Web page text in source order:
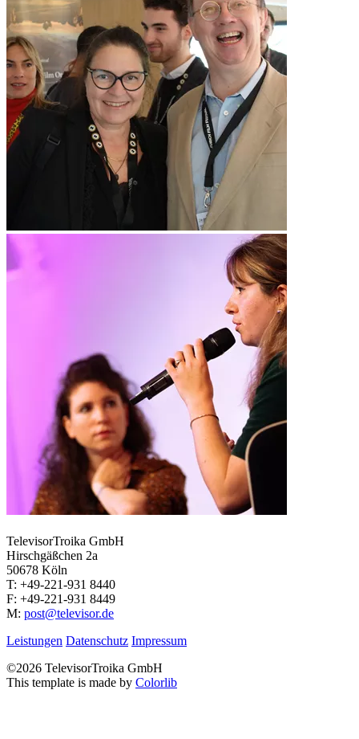
TelevisorTroika GmbH
Hirschgäßchen 2a
50678 Köln
T: +49-221-931 8440
F: +49-221-931 8449
M: post@televisor.de
Leistungen Datenschutz Impressum
©2026 TelevisorTroika GmbH
This template is made by Colorlib